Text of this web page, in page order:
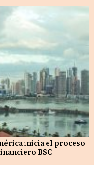
inicia el proceso
BSC